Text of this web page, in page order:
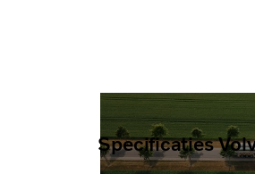
Specificaties